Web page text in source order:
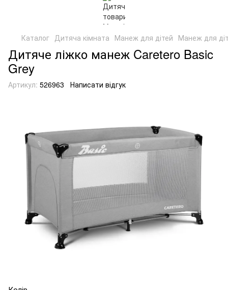
Каталог Дитяча кімната Манеж для дітей Манеж для
Дитяче ліжко манеж Caretero Basic
Grey
Артикул: 526963 Написати відгук